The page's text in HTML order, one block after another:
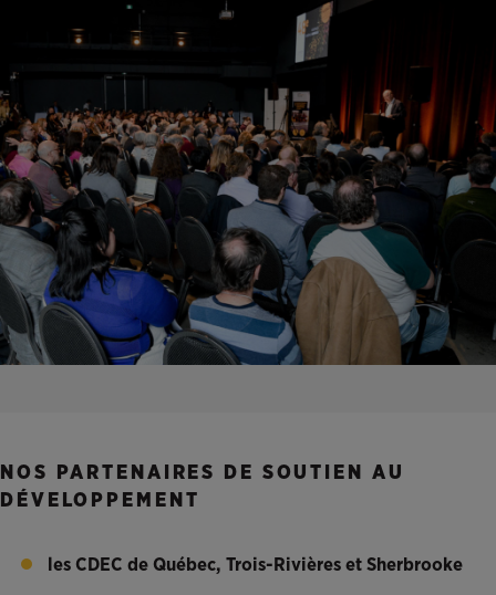
NOS PARTENAIRES DE SOUTIEN AU
DÉVELOPPEMENT
les CDEC de Québec, Trois-Rivières et Sherbrooke